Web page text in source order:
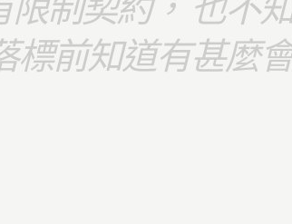
標前知道有甚麼